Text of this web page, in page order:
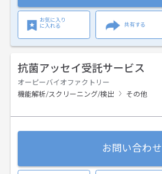
お気に入り
に入れる
共有する
抗菌アッセイ受託サービス
オーピーバイオファクトリー
機能解析/スクリーニング/検出
その他
お問い合わせ